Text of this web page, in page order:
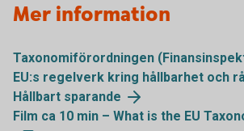
Mer information
Taxonomiförordningen
EU:s regelverk kring hållbarhet och
Hållbart sparande
Film ca 10 min – What is the EU